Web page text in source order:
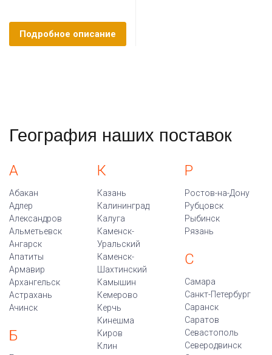
Подробное описание
География наших поставок
А
Абакан
Адлер
Александров
Альметьевск
Ангарск
Апатиты
Армавир
Архангельск
Астрахань
Ачинск
Б
К
Казань
Калининград
Калуга
Каменск-
Уральский
Каменск-
Шахтинский
Камышин
Кемерово
Керчь
Кинешма
Киров
Клин
Р
Ростов-на-Дону
Рубцовск
Рыбинск
Рязань
С
Самара
Санкт-Петербург
Саранск
Саратов
Севастополь
Северодвинск